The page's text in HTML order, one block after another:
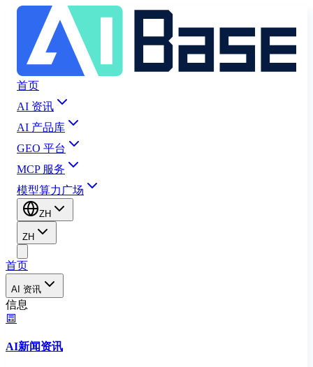
首页
AI 资讯
AI 产品库
GEO 平台
MCP 服务
模型算力广场
ZH
ZH
首页
AI 资讯
信息
AI新闻资讯